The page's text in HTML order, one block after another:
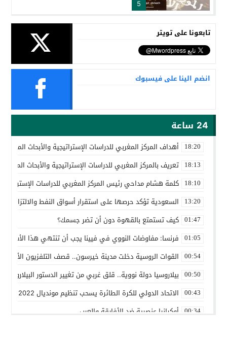
5
تابعونا على تويتر
انضم الينا على فيسبوك
24 ساعة
18:20 أهداف المركز المغربي للدراسات الإستراتيجية والأبحاث المتقدمة
18:13 تعريف بالمركز المغربي للدراسات الإستراتيجية والأبحاث
18:10 كلمة هشام مداحي رئيس المركز المغربي للدراسات
13:20 السعودية تؤكد حرصها على استقرار أسواق النفط والالتزام
01:47 كيف تستمتع بالقهوة دون أن تضر جسمك؟
01:05 فرنسا: مفاوضات النووي في فيينا يجب أن تنتهي هذا الأسبوع
00:54 القوات الروسية دخلت مدينة خيرسون.. قصف التلفزيون
00:50 بيلاروسيا دولة نووية.. قلق غربي من تغيير الدستور
00:43 الاتحاد الدولي للكرة الطائرة يسحب تنظيم مونديال 2022 من روسيا
00:34 أوكرانيا عنصرية ضد الأفارقة والعرب